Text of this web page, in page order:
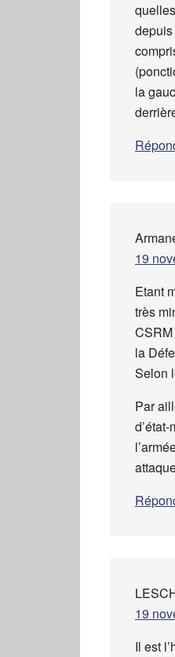
la
19
Etant
très
la
Selon
Par
19
Il est